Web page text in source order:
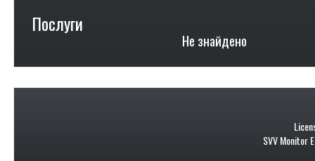
Послуги
Не знайдено
SVV Monitor